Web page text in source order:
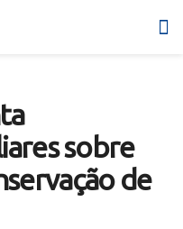
sobre
de